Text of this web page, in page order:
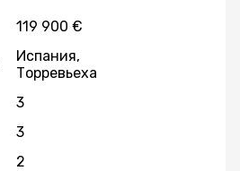
119 900 €
Испания,
Торревьеха
3
3
2